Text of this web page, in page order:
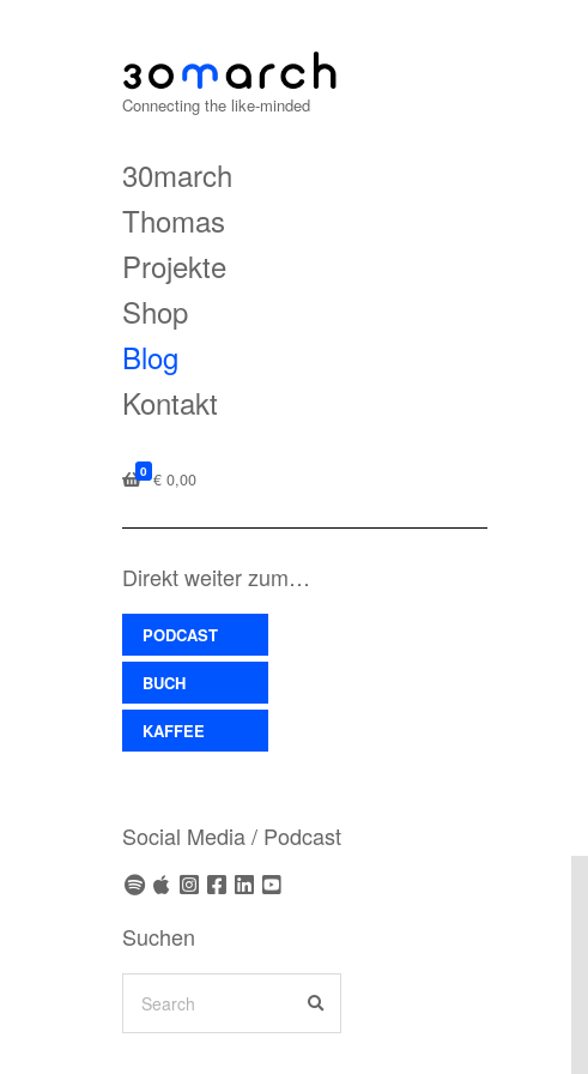
Connecting the like-minded
30march
Thomas
Projekte
Shop
Blog
Kontakt
0 € 0,00
Direkt weiter zum…
PODCAST
BUCH
KAFFEE
Social Media / Podcast
Suchen
for:
SEARCH